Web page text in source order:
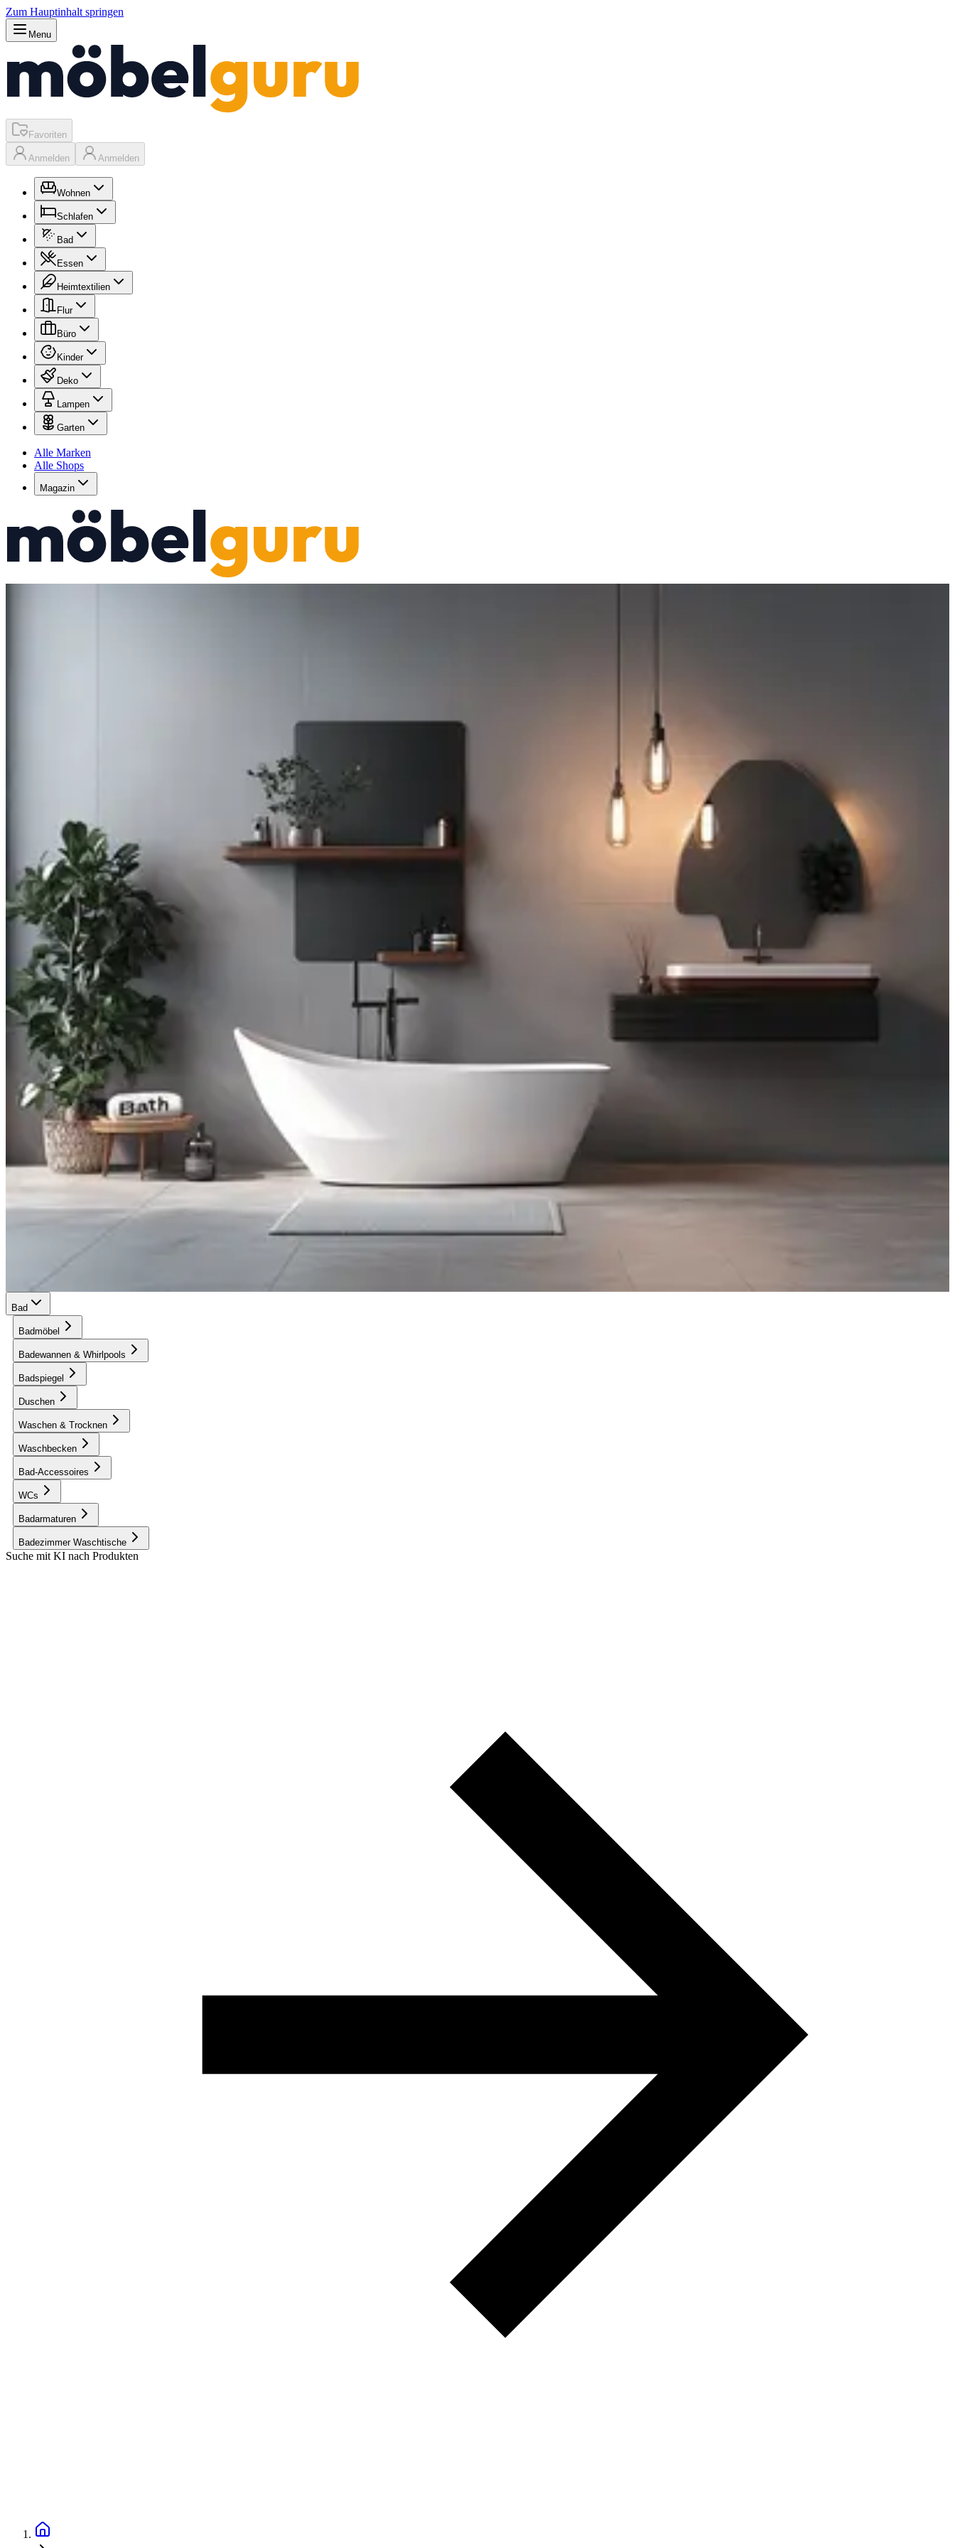
Zum Hauptinhalt springen
Menu
Favoriten
Anmelden Anmelden
Wohnen
Schlafen
Bad
Essen
Heimtextilien
Flur
Büro
Kinder
Deko
Lampen
Garten
Alle Marken
Alle Shops
Magazin
Bad
Badmöbel
Badewannen & Whirlpools
Badspiegel
Duschen
Waschen & Trocknen
Waschbecken
Bad-Accessoires
WCs
Badarmaturen
Badezimmer Waschtische
Suche mit KI nach Produkten